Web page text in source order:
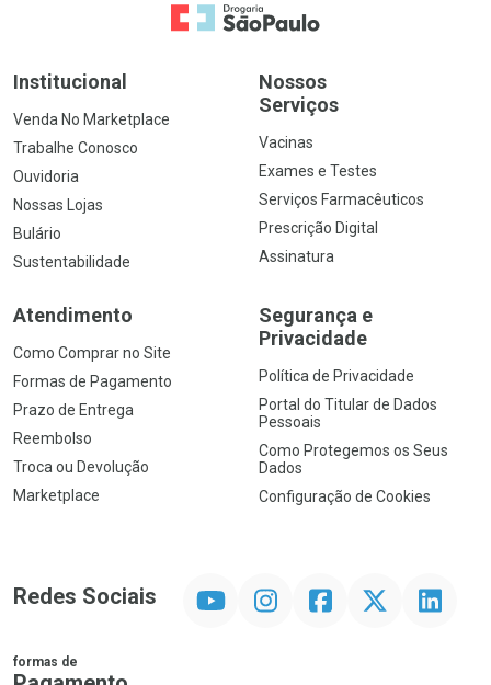
Ir para a Home
Institucional
Venda No Marketplace
Trabalhe Conosco
Ouvidoria
Nossas Lojas
Bulário
Sustentabilidade
Nossos
Serviços
Vacinas
Exames e Testes
Serviços Farmacêuticos
Prescrição Digital
Assinatura
Atendimento
Como Comprar no Site
Formas de Pagamento
Prazo de Entrega
Reembolso
Troca ou Devolução
Marketplace
Segurança e
Privacidade
Política de Privacidade
Portal do Titular de Dados
Pessoais
Como Protegemos os Seus
Dados
Configuração de Cookies
Redes Sociais InstagramFacebookTwitter Linkedin
formas de